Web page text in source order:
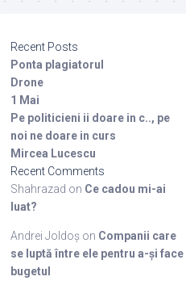
Recent Posts
Ponta plagiatorul
Drone
1 Mai
Pe politicieni ii doare in c.., pe
noi ne doare in curs
Mircea Lucescu
Recent Comments
Shahrazad on Ce cadou mi-ai
luat?
Andrei Joldoș on Companii care
se luptă între ele pentru a-și face
bugetul